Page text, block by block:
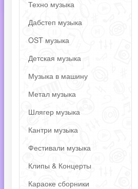
Техно музыка
Дабстеп музыка
OST музыка
Детская музыка
Музыка в машину
Метал музыка
Шлягер музыка
Кантри музыка
Фестивали музыка
Клипы & Концерты
Караоке сборники